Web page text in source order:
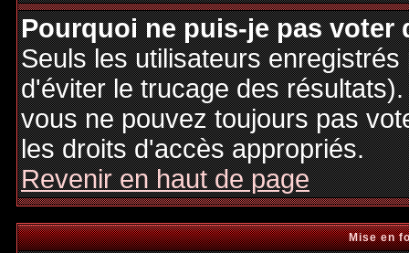
Pourquoi ne puis-je pas voter
Seuls les utilisateurs
d'éviter le trucage des
vous ne pouvez toujours pas
les droits d'accès appropriés.
Revenir en haut de page
Mise en